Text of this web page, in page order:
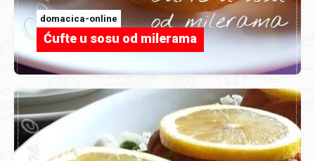
domacica-online
Ćufte u sosu od milerama